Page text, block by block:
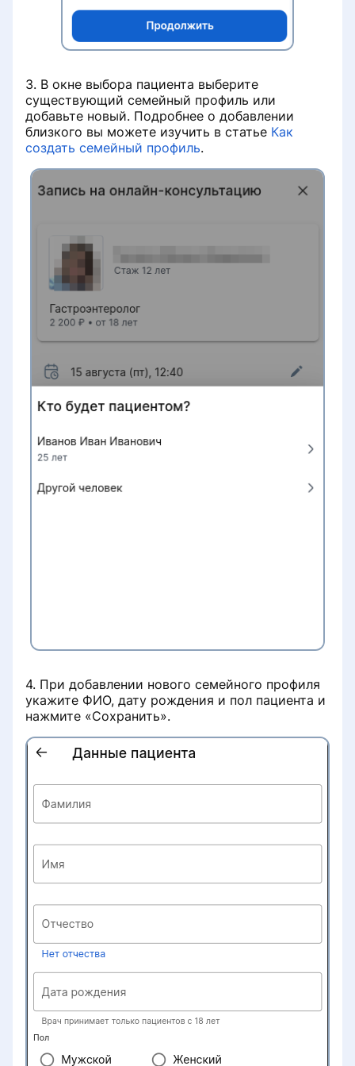
3. В окне выбора пациента выберите
существующий семейный профиль или
добавьте новый. Подробнее о добавлении
близкого вы можете изучить в статье Как
создать семейный профиль.
4. При добавлении нового семейного профиля
укажите ФИО, дату рождения и пол пациента и
нажмите «Сохранить».